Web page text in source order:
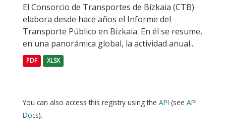
El Consorcio de Transportes de Bizkaia (CTB)
elabora desde hace años el Informe del
Transporte Público en Bizkaia. En él se resume,
en una panorámica global, la actividad anual...
PDF XLSX
You can also access this registry using the API (see API
Docs).